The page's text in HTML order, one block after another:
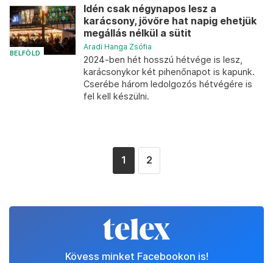
BELFÖLD
Idén csak négynapos lesz a
karácsony, jövőre hat napig ehetjük
megállás nélkül a sütit
Aradi Hanga Zsófia
2024-ben hét hosszú hétvége is lesz,
karácsonykor két pihenőnapot is kapunk.
Cserébe három ledolgozós hétvégére is
fel kell készülni.
1 2
Kövess minket Facebookon is!